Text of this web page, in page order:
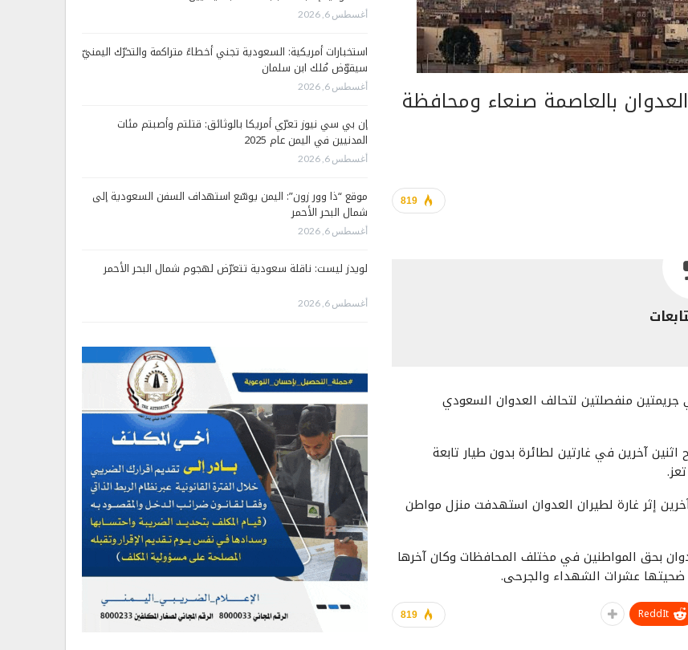
بالعاصمة صنعاء ومحافظة
819
منفصلتين لتحالف العدوان السعودي
بينهم طفل وجرح اثنين آخرين في غارتين لطائرة بدون طيار تابعة
إثر غارة لطيران العدوان استهدفت منزل مواطن
بحق المواطنين في مختلف المحافظات وكان آخرها
عشرات الشهداء والجرحى.
819 ReddIt
أغسطس 6, 2026
استخبارات أمريكية: السعودية تجني أخطاءً متراكمة والتحرّك اليمنيّ
سيقوّض مُلك ابن سلمان
أغسطس 6, 2026
إن بي سي نيوز تعرّي أمريكا بالوثائق: قتلتم وأصبتم مئات
المدنيين في اليمن عام 2025
أغسطس 6, 2026
موقع “ذا وور زون”: اليمن يوسّع استهداف السفن السعودية إلى
شمال البحر الأحمر
أغسطس 6, 2026
لويدز ليست: ناقلة سعودية تتعرّض لهجوم شمال البحر الأحمر
أغسطس 6, 2026